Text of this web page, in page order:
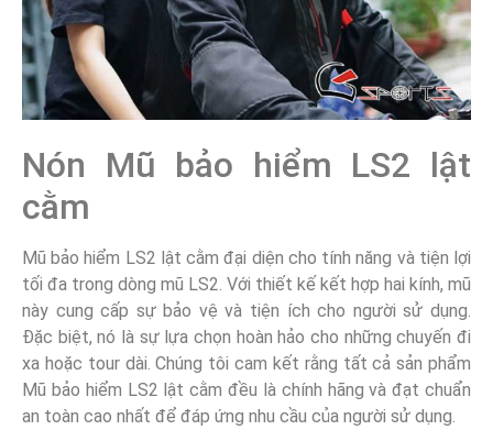
Nón Mũ bảo hiểm LS2 lật
cằm
Mũ bảo hiểm LS2 lật cằm đại diện cho tính năng và tiện lợi
tối đa trong dòng mũ LS2. Với thiết kế kết hợp hai kính, mũ
này cung cấp sự bảo vệ và tiện ích cho người sử dụng.
Đặc biệt, nó là sự lựa chọn hoàn hảo cho những chuyến đi
xa hoặc tour dài. Chúng tôi cam kết rằng tất cả sản phẩm
Mũ bảo hiểm LS2 lật cằm đều là chính hãng và đạt chuẩn
an toàn cao nhất để đáp ứng nhu cầu của người sử dụng.